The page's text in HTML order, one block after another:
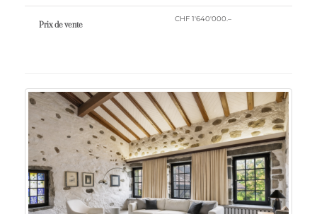
Prix ​​de vente
CHF 1'640'000.–